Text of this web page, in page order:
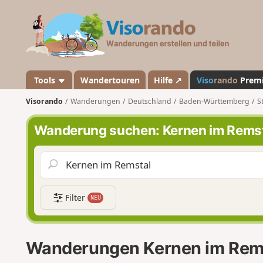
a
n
d
o
Tools Wandertouren Hilfe ↗ Visorando
Visorando Wanderungen Deutschland Baden-Württemberg
Wanderung suchen: Kernen im
Filter NEU
Wanderungen Kernen im